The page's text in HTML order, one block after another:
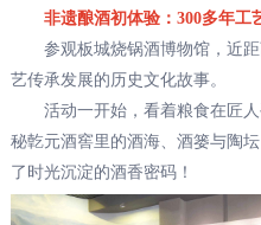
非遗酿酒初体验：300多年工
参观板城烧锅酒博物馆，近距
艺传承发展的历史文化故事。
活动一开始，看着粮食在匠人
秘亁元酒窖里的酒海、酒篓与陶
了时光沉淀的酒香密码！